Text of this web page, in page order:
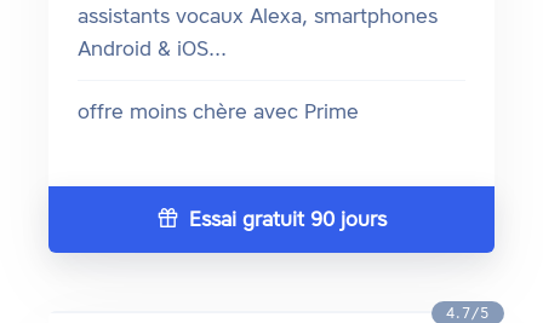
assistants vocaux Alexa, smartphones
Android & iOS...
offre moins chère avec Prime
Essai gratuit 90 jours
4.7/5